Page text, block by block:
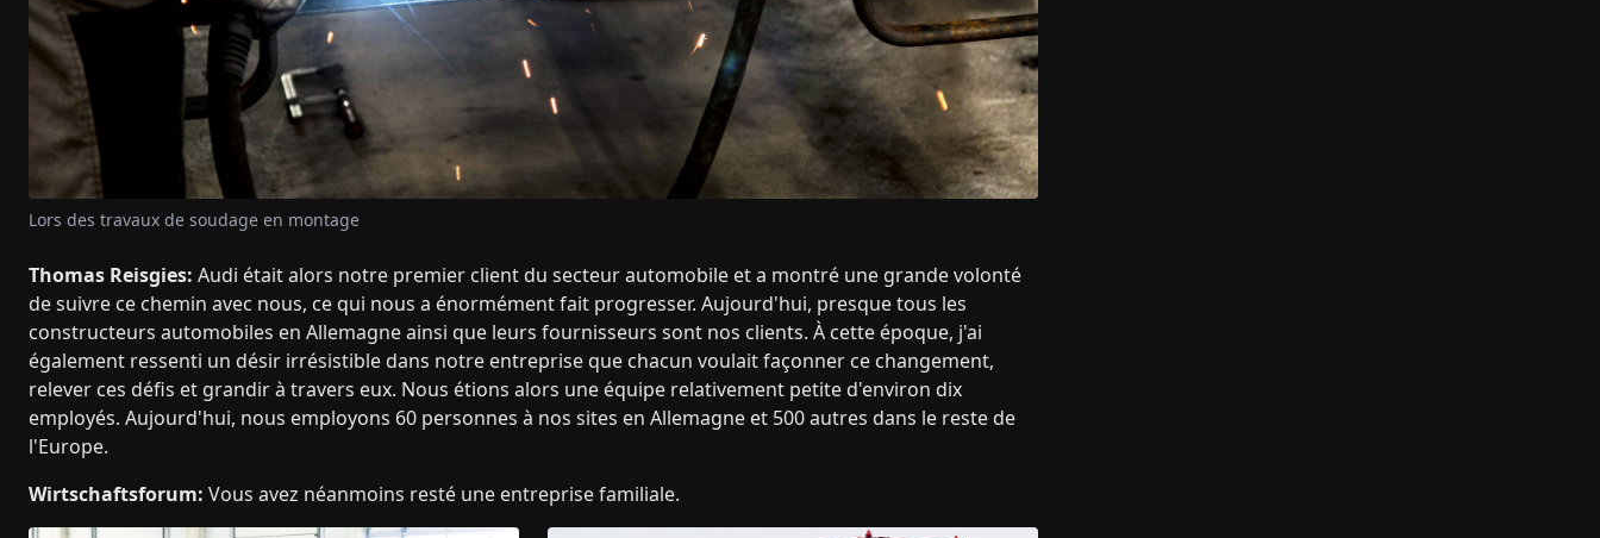
Lors des travaux de soudage en montage
Thomas Reisgies: Audi était alors notre premier client du secteur automobile et a montré une grande volonté
de suivre ce chemin avec nous, ce qui nous a énormément fait progresser. Aujourd'hui, presque tous les
constructeurs automobiles en Allemagne ainsi que leurs fournisseurs sont nos clients. À cette époque, j'ai
également ressenti un désir irrésistible dans notre entreprise que chacun voulait façonner ce changement,
relever ces défis et grandir à travers eux. Nous étions alors une équipe relativement petite d'environ dix
employés. Aujourd'hui, nous employons 60 personnes à nos sites en Allemagne et 500 autres dans le reste de
l'Europe.
Wirtschaftsforum: Vous avez néanmoins resté une entreprise familiale.